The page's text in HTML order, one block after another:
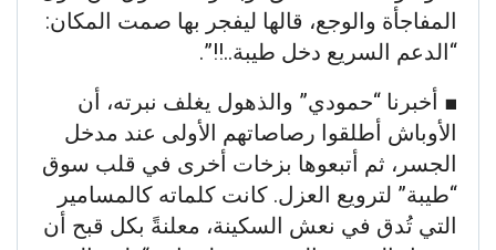
المفاجأة والوجع، قالها ليفجر بها صمت المكان:
“الدعم السريع دخل طيبة..!!”.
​■ أخبرنا “حمودي” والذهول يغلف نبرته، أن
الأوباش أطلقوا رصاصاتهم الأولى عند مدخل
الجسر، ثم أتبعوها بزخات أخرى في قلب سوق
“طيبة” لترويع العزل. كانت كلماته كالمسامير
التي تُدق في نعش السكينة، معلنةً بكل قبح أن